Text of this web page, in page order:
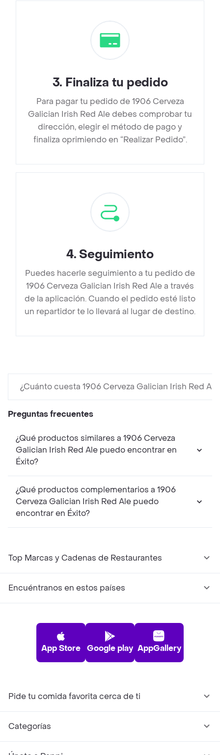
3. Finaliza tu pedido
Para pagar tu pedido de 1906 Cerveza
Galician Irish Red Ale debes comprobar tu
dirección, elegir el método de pago y
finaliza oprimiendo en “Realizar Pedido”.
4. Seguimiento
Puedes hacerle seguimiento a tu pedido de
1906 Cerveza Galician Irish Red Ale a través
de la aplicación. Cuando el pedido esté listo
un repartidor te lo llevará al lugar de destino.
¿Cuánto cuesta 1906 Cerveza Galician Irish Red
Preguntas frecuentes
¿Qué productos similares a 1906 Cerveza
Galician Irish Red Ale puedo encontrar en
Éxito?
¿Qué productos complementarios a 1906
Cerveza Galician Irish Red Ale puedo
encontrar en Éxito?
Top Marcas y Cadenas de Restaurantes
Encuéntranos en estos países
App Store Google play AppGallery
Pide tu comida favorita cerca de ti
Categorías